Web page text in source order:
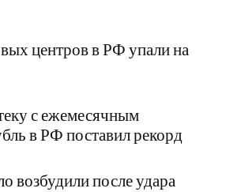
центров в РФ упали на
с ежемесячным
в РФ поставил рекорд
возбудили после удара